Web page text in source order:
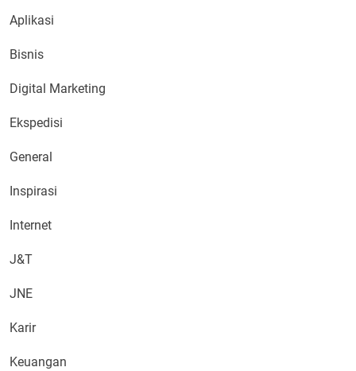
Aplikasi
Bisnis
Digital Marketing
Ekspedisi
General
Inspirasi
Internet
J&T
JNE
Karir
Keuangan